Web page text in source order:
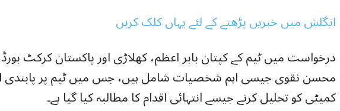
انگلش میں خبریں پڑھنے کے لئے یہاں کلک کریں
درخواست میں ٹیم کے کپتان بابر اعظم، کھلاڑی اور پاکستان کرکٹ
محسن نقوی جیسی اہم شخصیات شامل ہیں، جس میں ٹیم پر پابندی
کمیٹی کو تحلیل کرنے جیسے انتہائی اقدام کا مطالبہ کیا گیا ہے۔